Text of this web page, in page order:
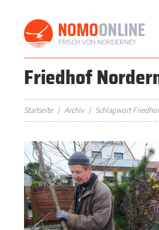
Friedhof
Startseite Archiv Schlagwort